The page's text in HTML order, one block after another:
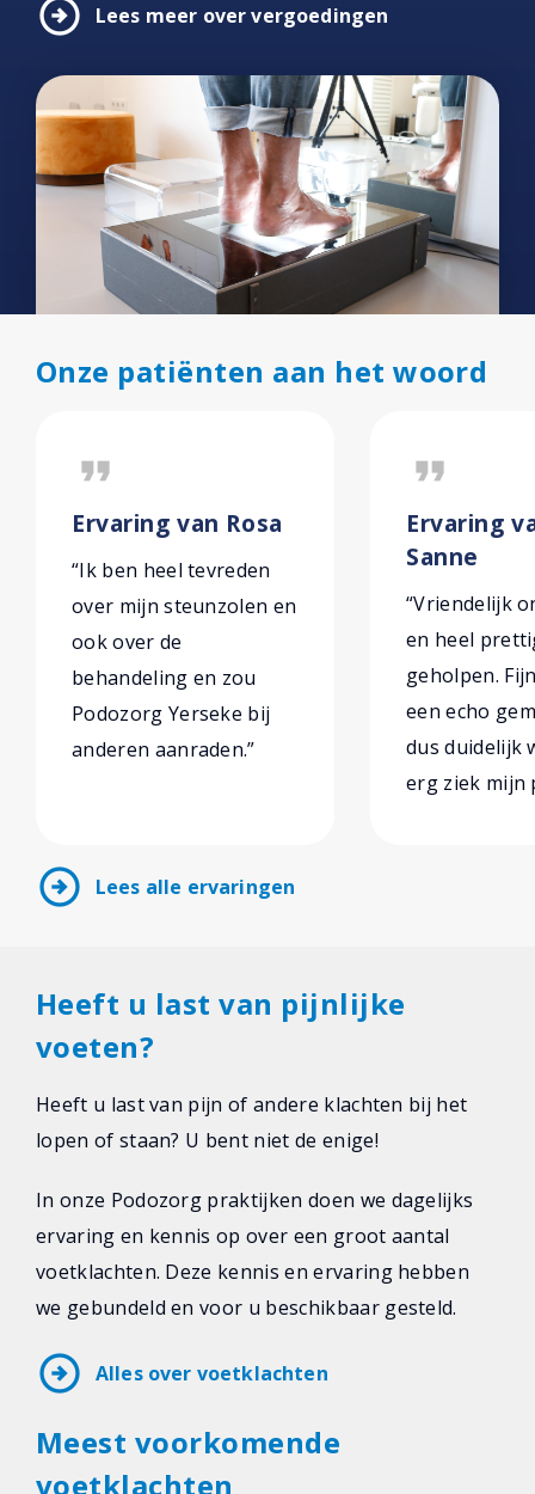
arrow_circle_right Lees meer over vergoedingen
Onze patiënten aan het woord
format_quote
Ervaring van Rosa
“Ik ben heel tevreden
over mijn steunzolen en
ook over de
behandeling en zou
Podozorg Yerseke bij
anderen aanraden.”
format_quote
Ervaring
Sanne
“Vriendelijk
en heel
geholpen.
een echo
dus duidelijk
erg ziek mijn
arrow_circle_right Lees alle ervaringen
Heeft u last van pijnlijke
voeten?
Heeft u last van pijn of andere klachten bij het
lopen of staan? U bent niet de enige!
In onze Podozorg praktijken doen we dagelijks
ervaring en kennis op over een groot aantal
voetklachten. Deze kennis en ervaring hebben
we gebundeld en voor u beschikbaar gesteld.
arrow_circle_right Alles over voetklachten
Meest voorkomende
voetklachten